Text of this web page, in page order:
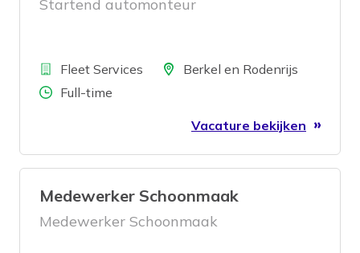
Startend automonteur
BedrijfFleet Services LocatieBerkel en Rodenrijs
Aantal uren
Full-time
Vacature bekijken
Medewerker Schoonmaak
Medewerker Schoonmaak